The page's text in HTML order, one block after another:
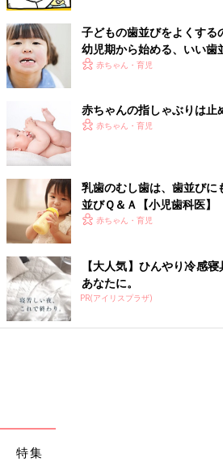
報
2歳6ヶ月児のおしゃぶりの使用状況と
学雑誌44（３）：434-438,2006.
歯のかみ合わせにトラブルが起こると、
く、体の不調を起こすなど、さまざまな
う話も･･･。おしゃぶりが癖にならない
早めにやめるのがよさそうですね。（
集部）
■参考：『ひよこクラブ』2018年３月号
下げ解説『これってどうなの?』に答え
監修／井上美津子 先生
子どもの歯並びをよくする
幼児期から始める、いい歯
歯科医】
赤ちゃん・育児
赤ちゃんの指しゃぶりは止
赤ちゃん・育児
乳歯のむし歯は、歯並び
並びＱ＆Ａ【小児歯科医】
赤ちゃん・育児
【大人気】ひんやり冷感
あなたに。
PR(アイリスプラザ)
特集